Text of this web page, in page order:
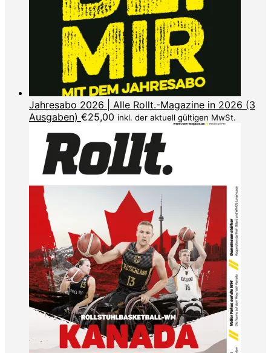
Jahresabo 2026 | Alle Rollt.-Magazine in 2026 (3
Ausgaben) €25,00 inkl. der aktuell gültigen MwSt.